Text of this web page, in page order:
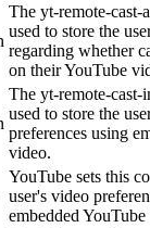
The yt-remote-cast-
used to store the
regarding whether
on their YouTube
The yt-remote-cast-
used to store the
preferences using
video.
YouTube sets this
user's video
embedded